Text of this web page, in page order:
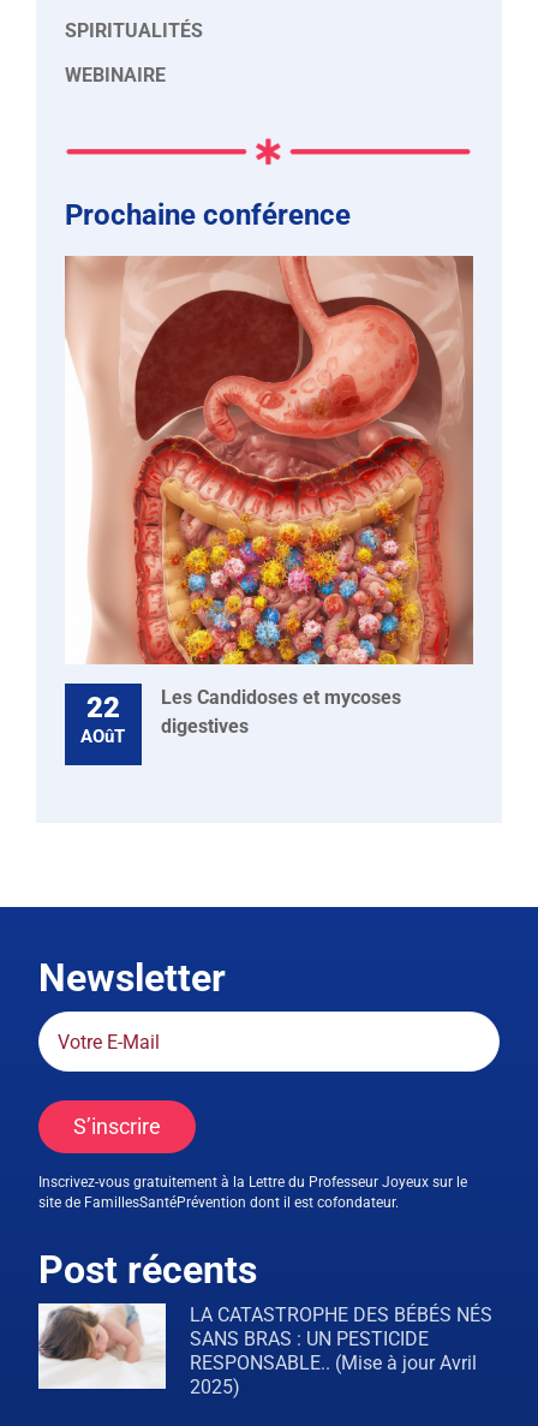
SPIRITUALITÉS
WEBINAIRE
Prochaine conférence
22
AOûT
Les Candidoses et mycoses
digestives
Newsletter
S’inscrire
Inscrivez-vous gratuitement à la Lettre du Professeur Joyeux sur le
site de FamillesSantéPrévention dont il est cofondateur.
Post récents
LA CATASTROPHE DES BÉBÉS NÉS
SANS BRAS : UN PESTICIDE
RESPONSABLE.. (Mise à jour Avril
2025)